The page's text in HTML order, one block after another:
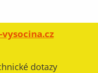
dotazy